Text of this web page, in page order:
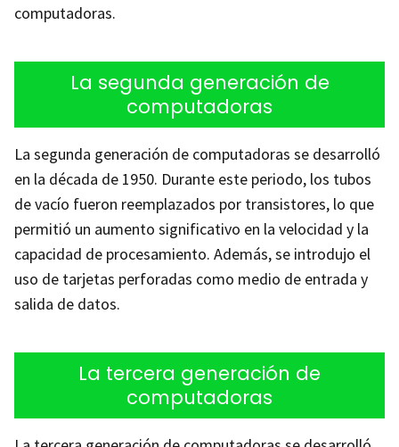
computadoras.
La segunda generación de
computadoras
La segunda generación de computadoras se desarrolló
en la década de 1950. Durante este periodo, los tubos
de vacío fueron reemplazados por transistores, lo que
permitió un aumento significativo en la velocidad y la
capacidad de procesamiento. Además, se introdujo el
uso de tarjetas perforadas como medio de entrada y
salida de datos.
La tercera generación de
computadoras